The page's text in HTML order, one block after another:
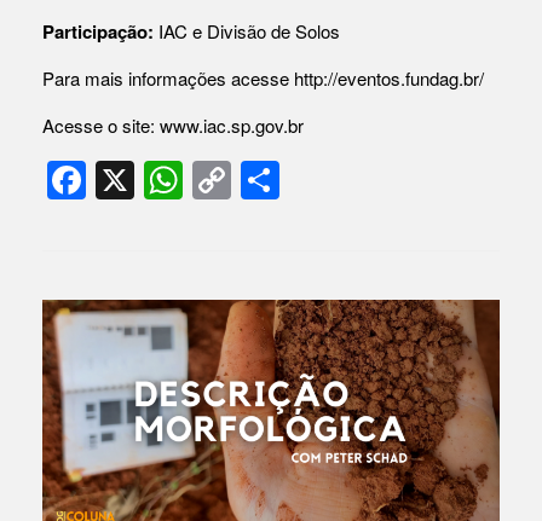
Participação: IAC e Divisão de Solos
Para mais informações acesse http://eventos.fundag.br/
Acesse o site: www.iac.sp.gov.br
F
e
b
o
o
k
X W
s
A
p
p
C
y
Li
n
k
e